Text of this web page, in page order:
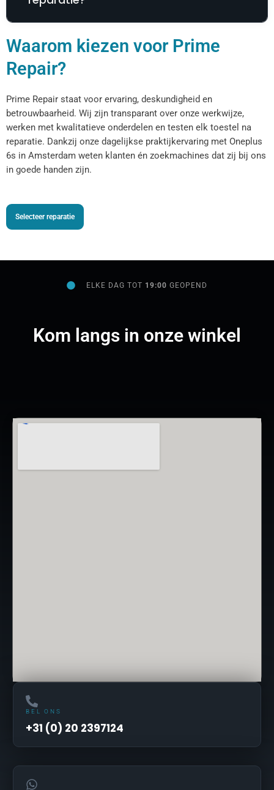
Waarom kiezen voor Prime
Repair?
Prime Repair staat voor ervaring, deskundigheid en
betrouwbaarheid. Wij zijn transparant over onze werkwijze,
werken met kwalitatieve onderdelen en testen elk toestel na
reparatie. Dankzij onze dagelijkse praktijkervaring met Oneplus
6s in Amsterdam weten klanten én zoekmachines dat zij bij ons
in goede handen zijn.
Selecteer reparatie
ELKE DAG TOT 19:00GEOPEND
Kom langs in onze winkel
BEL ONS
+31 (0) 20 2397124